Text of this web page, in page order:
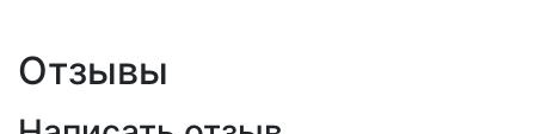
Отзывы